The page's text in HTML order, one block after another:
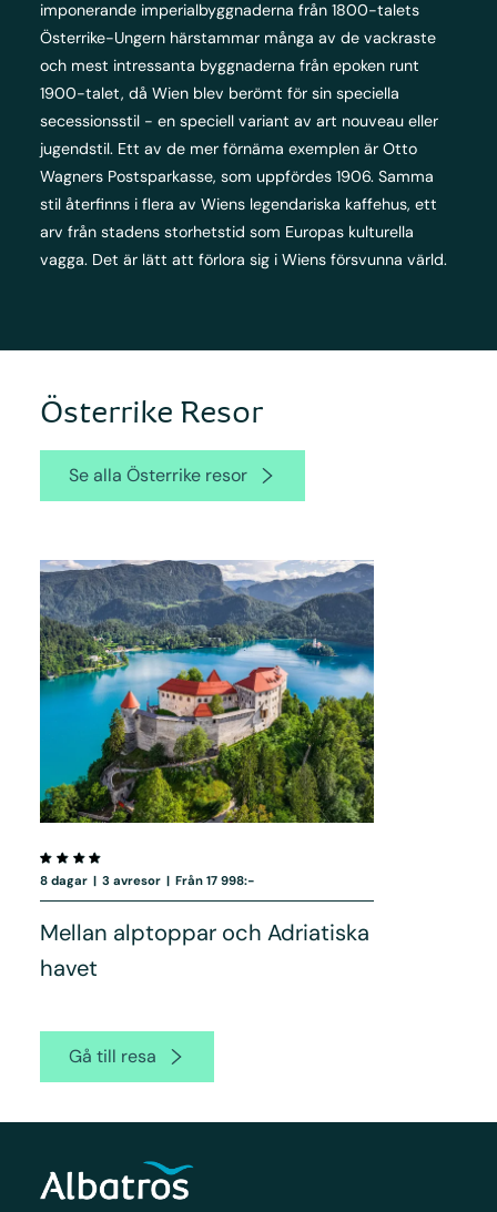
imponerande imperialbyggnaderna från 1800-talets
Österrike-Ungern härstammar många av de vackraste
och mest intressanta byggnaderna från epoken runt
1900-talet, då Wien blev berömt för sin speciella
secessionsstil - en speciell variant av art nouveau eller
jugendstil. Ett av de mer förnäma exemplen är Otto
Wagners Postsparkasse, som uppfördes 1906. Samma
stil återfinns i flera av Wiens legendariska kaffehus, ett
arv från stadens storhetstid som Europas kulturella
vagga. Det är lätt att förlora sig i Wiens försvunna värld.
Österrike Resor
Se alla Österrike resor
8 dagar | 3 avresor | Från 17 998:-
Mellan alptoppar och Adriatiska
havet
Gå till resa